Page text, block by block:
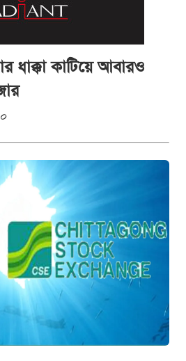
ধাক্কা কাটিয়ে আবারও